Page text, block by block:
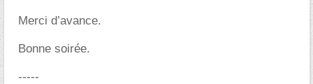
Merci d’avance.
Bonne soirée.
-----